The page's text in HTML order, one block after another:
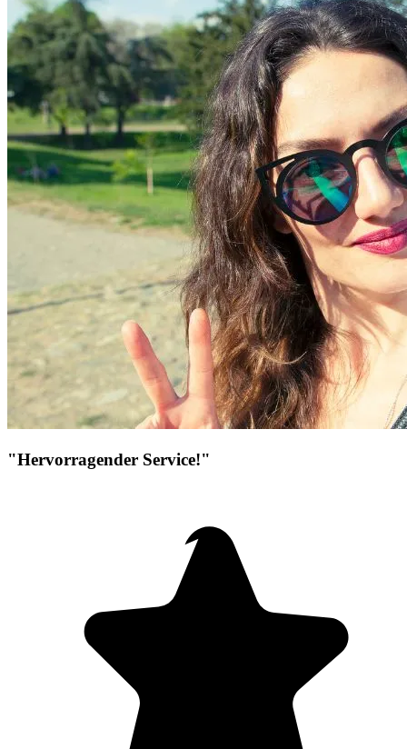
"Hervorragender Service!"